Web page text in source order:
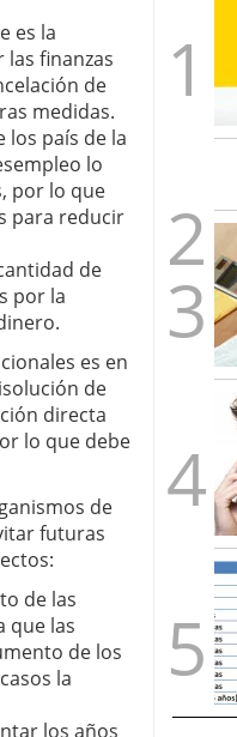
es la
finanzas
de
medidas.
los país de la
lo
por lo que
para reducir
de
por la
es en
de
directa
lo que debe
de
futuras
de las
que las
de los
la
los años